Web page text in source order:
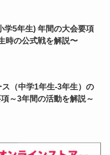
学5年生) 年間の大会要項
時の公式戦を解説〜
（中学1年生-3年生）の
～3年間の活動を解説～